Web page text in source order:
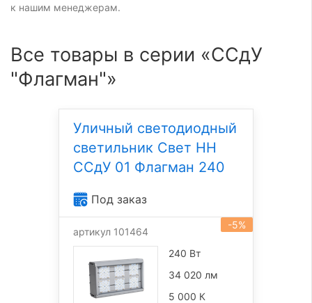
к нашим менеджерам.
Все товары в серии «ССдУ
"Флагман"»
Уличный светодиодный
светильник Свет НН
ССдУ 01 Флагман 240
Под заказ
-5%
артикул 101464
240 Вт
34 020 лм
5 000 К